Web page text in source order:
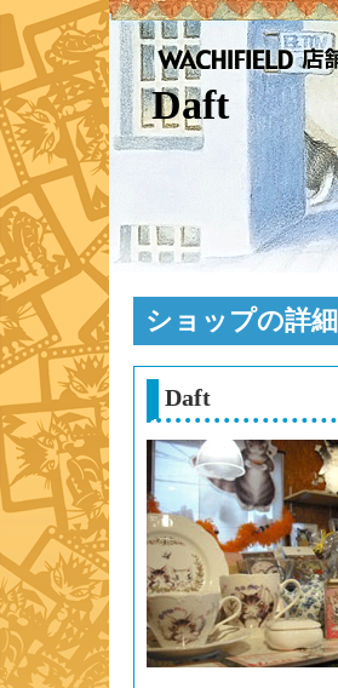
Daft
ショップの詳細
Daft